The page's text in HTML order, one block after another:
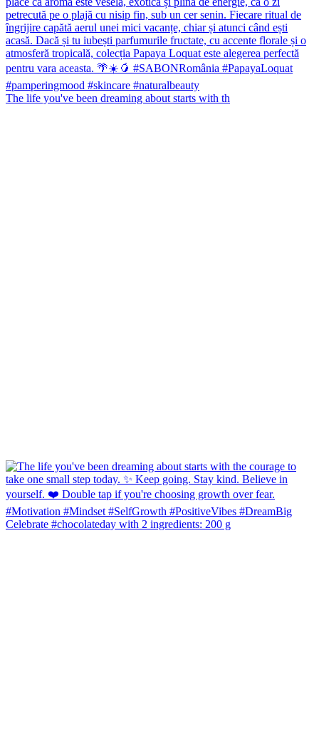
The life you've been dreaming about starts with th
Celebrate #chocolateday with 2 ingredients: 200 g